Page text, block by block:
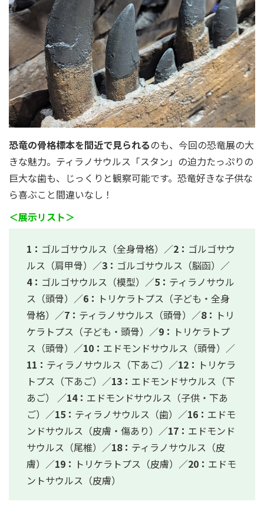
恐竜の骨格標本を間近で見られるのも、今回の恐竜展の大
きな魅力。ティラノサウルス「スタン」の迫力たっぷりの
巨大な歯も、じっくりと観察可能です。恐竜好きな子供な
ら喜ぶこと間違いなし！
＜展示リスト＞
1： ゴルゴサウルス（全身骨格）／2： ゴルゴサウ
ルス（肩甲骨）／3： ゴルゴサウルス（脳函）／
4： ゴルゴサウルス（模型）／5： ティラノサウル
ス（頭骨）／6： トリケラトプス（子ども・全身
骨格）／7： ティラノサウルス（頭骨）／8： トリ
ケラトプス（子ども・頭骨）／9： トリケラトプ
ス（頭骨）／10： エドモンドサウルス（頭骨）／
11： ティラノサウルス（下あご）／12： トリケラ
トプス（下あご）／13： エドモンドサウルス（下
あご） ／14： エドモンドサウルス（子供・下あ
ご）／15： ティラノサウルス（歯）／16： エドモ
ンドサウルス（皮膚・傷あり）／17： エドモンド
サウルス（尾椎）／18： ティラノサウルス（皮
膚）／19： トリケラトプス（皮膚）／20： エドモ
ントサウルス（皮膚）